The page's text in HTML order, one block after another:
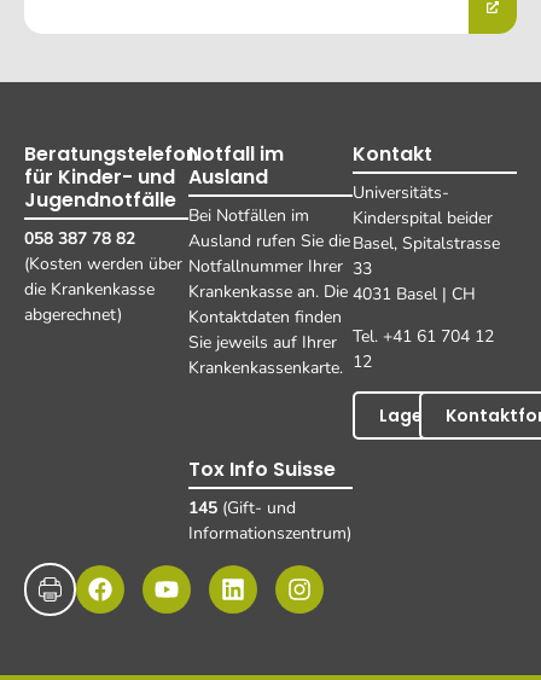
Beratungstelefon
für Kinder- und
Jugendnotfälle
058 387 78 82
(Kosten werden über
die Krankenkasse
abgerechnet)
Notfall im
Ausland
Bei Notfällen im
Ausland rufen Sie die
Notfallnummer Ihrer
Krankenkasse an. Die
Kontaktdaten finden
Sie jeweils auf Ihrer
Krankenkassenkarte.
Tox Info Suisse
145 (Gift- und
Informationszentrum)
Kontakt
Universitäts-
Kinderspital beider
Basel, Spitalstrasse
33
4031 Basel | CH
Tel. +41 61 704 12
12
Lageplan